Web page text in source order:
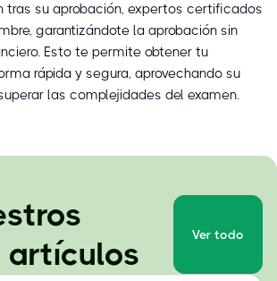
tras su aprobación, expertos certificados
garantizándote la aprobación sin
Esto te permite obtener tu
rápida y segura, aprovechando su
las complejidades del examen.
artículos
Ver todo